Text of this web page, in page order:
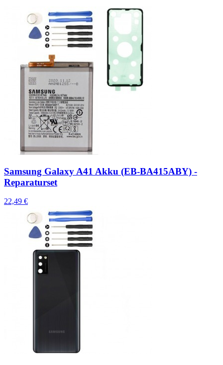
Samsung Galaxy A41 Akku (EB-BA415ABY) -
Reparaturset
22,49 €